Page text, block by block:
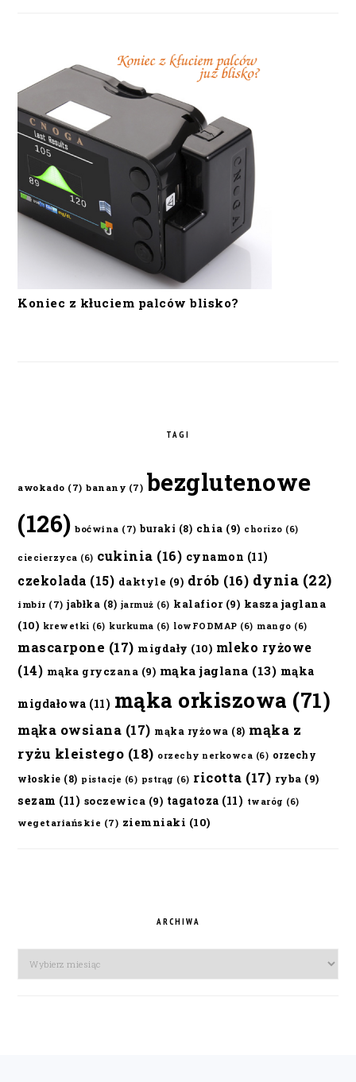
Koniec z kłuciem palców blisko?
TAGI
awokado (7) banany (7) bezglutenowe
(126) boćwina (7) buraki (8) chia (9) chorizo (6)
ciecierzyca (6) cukinia (16) cynamon (11)
czekolada (15) daktyle (9) drób (16) dynia (22)
imbir (7) jabłka (8) jarmuż (6) kalafior(9) kasza jaglana
(10) krewetki (6) kurkuma (6) lowFODMAP (6) mango (6)
mascarpone (17) migdały (10) mleko ryżowe
(14) mąka gryczana (9) mąka jaglana (13) mąka
migdałowa (11) mąka orkiszowa (71)
mąka owsiana (17) mąka ryżowa (8) mąka z
ryżu kleistego (18) orzechy nerkowca (6) orzechy
włoskie (8) pistacje (6) pstrąg (6) ricotta (17) ryba (9)
sezam (11) soczewica (9) tagatoza (11) twaróg (6)
wegetariańskie (7) ziemniaki (10)
ARCHIWA
Archiwa